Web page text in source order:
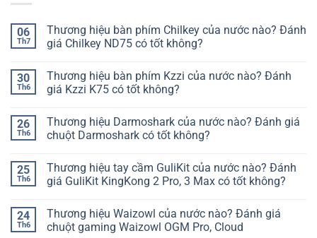
06
Th7
Thương hiệu bàn phím Chilkey của nước nào? Đánh
giá Chilkey ND75 có tốt không?
bình
luận
ở
bàn
phím
Chilkey
nào?
Đánh
giá
tốt
không?
30
Th6
Thương hiệu bàn phím Kzzi của nước nào? Đánh
giá Kzzi K75 có tốt không?
bình
luận
ở
bàn
phím
Kzzi
nào?
Đánh
giá
26
Th6
Thương hiệu Darmoshark của nước nào? Đánh giá
chuột Darmoshark có tốt không?
bình
luận
ở
Darmoshark
của
nước
25
Th6
Thương hiệu tay cầm GuliKit của nước nào? Đánh
giá GuliKit KingKong 2 Pro, 3 Max có tốt không?
bình
luận
ở
24
Th6
Thương hiệu Waizowl của nước nào? Đánh giá
chuột gaming Waizowl OGM Pro, Cloud